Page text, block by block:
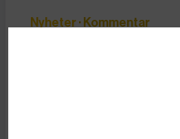
Nyheter· Kommentar